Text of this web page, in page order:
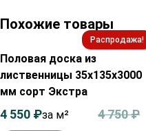
Похожие товары
Распродажа!
Половая доска из
лиственницы 35х135х3000
мм сорт Экстра
4 750₽
4 550 ₽за м²